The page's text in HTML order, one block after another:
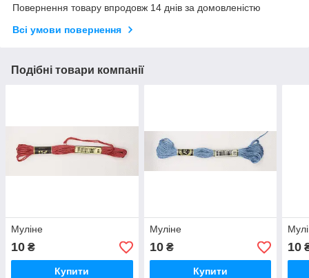
Повернення товару впродовж 14 днів за домовленістю
Всі умови повернення
Подібні товари компанії
Муліне
10 ₴
Купити
Муліне
10₴
Купити
10